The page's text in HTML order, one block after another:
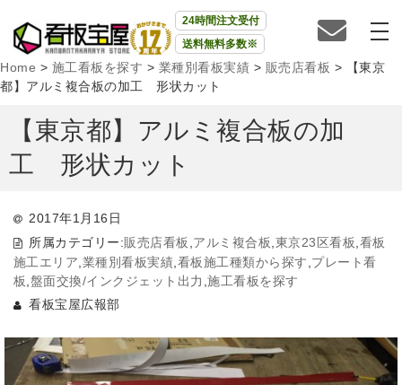
24時間注文受付
送料無料多数※
Home > 施工看板を探す > 業種別看板実績 > 販売店看板 >
【東京
都】アルミ複合板の加工 形状カット
【東京都】アルミ複合板の加
工 形状カット
2017年1月16日
所属カテゴリー:販売店看板 アルミ複合板 東京23区看板 看板
施工エリア 業種別看板実績 看板施工種類から探す プレート看
板 盤面交換/インクジェット出力 ,施工看板を探す
看板宝屋広報部